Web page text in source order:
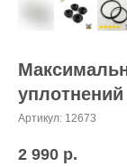
Артикул: 12673
2 990 р.